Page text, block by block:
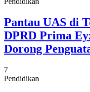
Pantau UAS di
DPRD Prima
Dorong
7
Pendidikan